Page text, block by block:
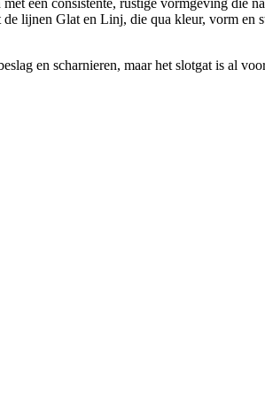
lijnen Glat en Linj, die qua kleur, vorm
en scharnieren, maar het slotgat is al